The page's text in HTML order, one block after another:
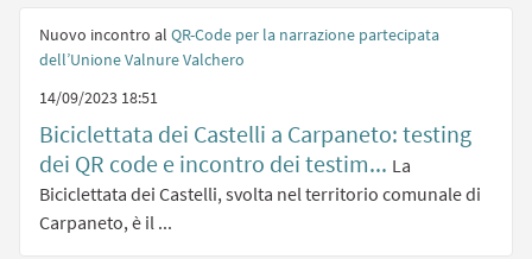
Nuovo incontro al QR-Code per la narrazione partecipata
dell’Unione Valnure Valchero
14/09/2023 18:51
Biciclettata dei Castelli a Carpaneto: testing
dei QR code e incontro dei testim... La
Biciclettata dei Castelli, svolta nel territorio comunale di
Carpaneto, è il ...